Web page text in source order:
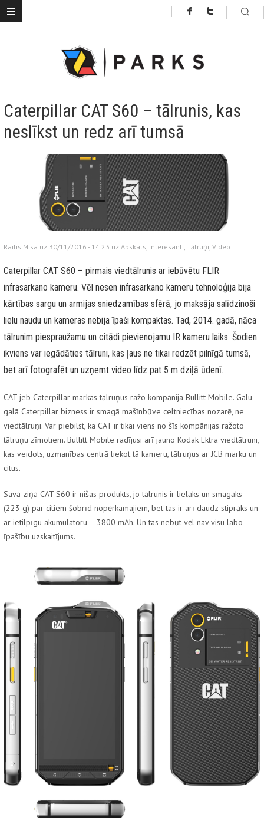
Caterpillar CAT S60 – tālrunis, kas
neslīkst un redz arī tumsā
Raitis Misa uz 30/11/2016 - 14:23 uz Apskats Interesanti Tālruņi Video
Caterpillar CAT S60 – pirmais viedtālrunis ar iebūvētu FLIR
infrasarkano kameru. Vēl nesen infrasarkano kameru tehnoloģija bija
kārtības sargu un armijas sniedzamības sfērā, jo maksāja salīdzinoši
lielu naudu un kameras nebija īpaši kompaktas. Tad, 2014. gadā, nāca
tālrunim piespraužamu un citādi pievienojamu IR kameru laiks. Šodien
ikviens var iegādāties tālruni, kas ļaus ne tikai redzēt pilnīgā tumsā,
bet arī fotografēt un uzņemt video līdz pat 5 m dziļā ūdenī.
CAT jeb Caterpillar markas tālruņus ražo kompānija Bullitt Mobile. Galu
galā Caterpillar bizness ir smagā mašīnbūve celtniecības nozarē, ne
viedtālruņi. Var piebilst, ka CAT ir tikai viens no šīs kompānijas ražoto
tālruņu zīmoliem. Bullitt Mobile radījusi arī jauno Kodak Ektra viedtālruni,
kas veidots, uzmanības centrā liekot tā kameru, tālruņus ar JCB marku un
citus.
Savā ziņā CAT S60 ir nišas produkts, jo tālrunis ir lielāks un smagāks
(223 g) par citiem šobrīd nopērkamajiem, bet tas ir arī daudz stiprāks un
ar ietilpīgu akumulatoru – 3800 mAh. Un tas nebūt vēl nav visu labo
īpašību uzskaitījums.